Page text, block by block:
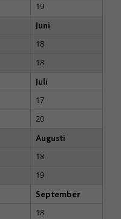
19
Juni
18
18
Juli
17
20
Augusti
18
19
September
18